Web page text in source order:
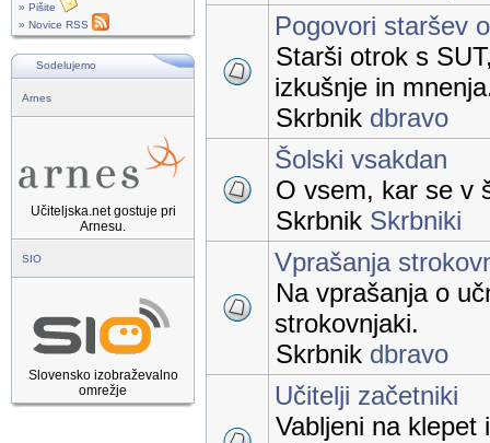
» Pišite
» Novice RSS
Sodelujemo
Arnes
Učiteljska.net gostuje pri
Arnesu.
SIO
Slovensko izobraževalno
omrežje
Pogovori staršev
Starši otrok s
izkušnje in
Skrbnik dbravo
Šolski vsakdan
O vsem, kar se v
Skrbnik Skrbniki
Vprašanja
Na vprašanja o
strokovnjaki.
Skrbnik dbravo
Učitelji začetniki
Vabljeni na klepet